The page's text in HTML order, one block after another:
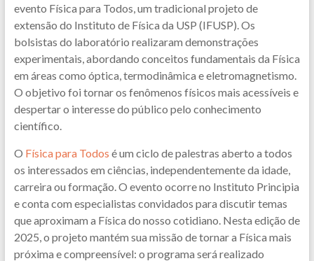
evento Física para Todos, um tradicional projeto de
extensão do Instituto de Física da USP (IFUSP). Os
bolsistas do laboratório realizaram demonstrações
experimentais, abordando conceitos fundamentais da Física
em áreas como óptica, termodinâmica e eletromagnetismo.
O objetivo foi tornar os fenômenos físicos mais acessíveis e
despertar o interesse do público pelo conhecimento
científico.
O Física para Todos é um ciclo de palestras aberto a todos
os interessados em ciências, independentemente da idade,
carreira ou formação. O evento ocorre no Instituto Principia
e conta com especialistas convidados para discutir temas
que aproximam a Física do nosso cotidiano. Nesta edição de
2025, o projeto mantém sua missão de tornar a Física mais
próxima e compreensível: o programa será realizado